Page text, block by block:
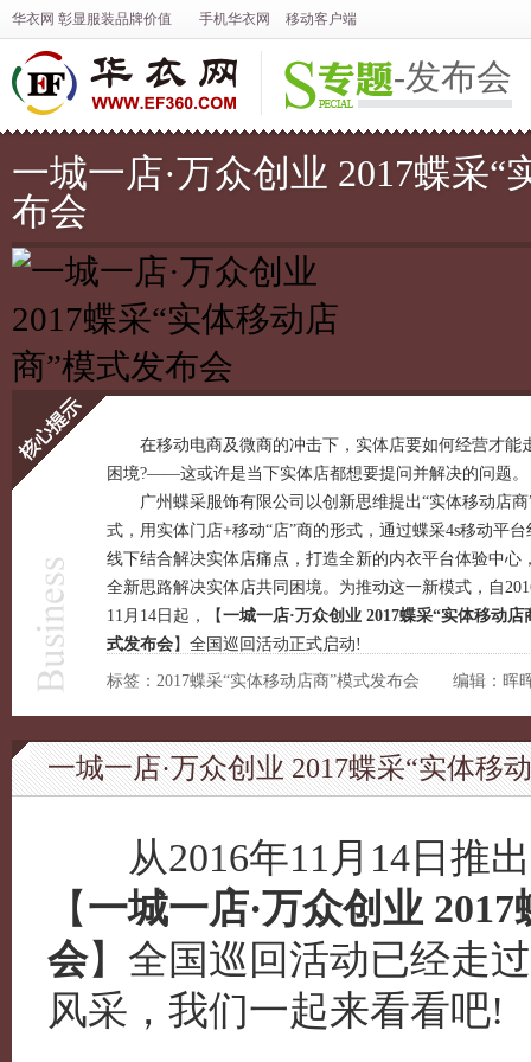
华衣网 彰显服装品牌价值 手机华衣网 移动客户端
-发布会
一城一店·万众创业 2017蝶采“
布会
在移动电商及微商的冲击下，实体店要如何经营才能
困境?——这或许是当下实体店都想要提问并解决的问题。
广州蝶采服饰有限公司以创新思维提出“实体移动店商
式，用实体门店+移动“店”商的形式，通过蝶采4s移动平台
线下结合解决实体店痛点，打造全新的内衣平台体验中心
全新思路解决实体店共同困境。为推动这一新模式，自
11月14日起，【一城一店·万众创业 2017蝶采“实体移动店
式发布会】全国巡回活动正式启动!
标签：2017蝶采“实体移动店商”模式发布会 编辑：晖
一城一店·万众创业 2017蝶采“实体
从2016年11月14日推出
【一城一店·万众创业
会】全国巡回活动已经走
风采，我们一起来看看吧!